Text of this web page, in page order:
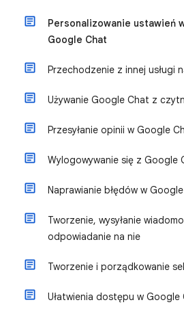
Personalizowanie ustawień
Google Chat
Przechodzenie z innej usługi
Używanie Google Chat z
Przesyłanie opinii w Google
Wylogowywanie się z Google
Naprawianie błędów w
Tworzenie, wysyłanie
odpowiadanie na nie
Tworzenie i porządkowanie
Ułatwienia dostępu w Google